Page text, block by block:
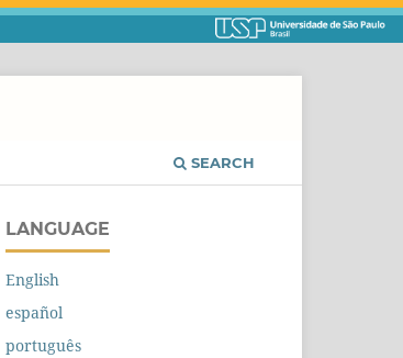
SEARCH
LANGUAGE
English
español
português